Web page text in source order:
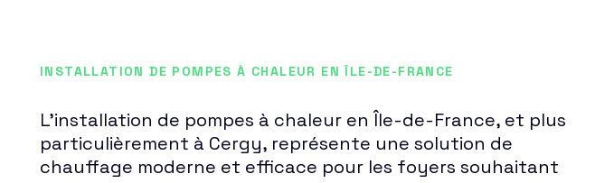
INSTALLATION DE POMPES À CHALEUR EN ÎLE-DE-FRANCE
L'installation de pompes à chaleur en Île-de-France, et plus
particulièrement à Cergy, représente une solution de
chauffage moderne et efficace pour les foyers souhaitant